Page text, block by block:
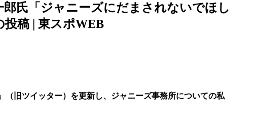
郎氏「ジャニーズにだまされないでほし
稿 | 東スポWEB
旧ツイッター）を更新し、ジャニーズ事務所についての私